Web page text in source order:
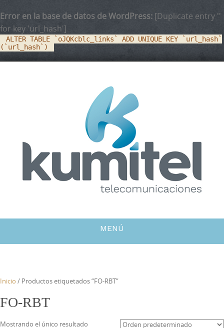
Error en la base de datos de WordPress: [Duplicate entry ''
for key 'url_hash']
ALTER TABLE `oJQKcblc_links` ADD UNIQUE KEY `url_hash`
(`url_hash`)
MENÚ
Inicio / Productos etiquetados “FO-RBT”
FO-RBT
Mostrando el único resultado